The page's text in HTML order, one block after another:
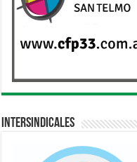
Intersindicales